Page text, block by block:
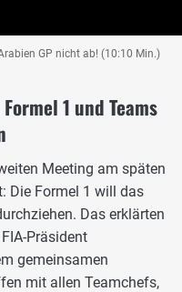
GP nicht ab! (10:10 Min.)
1 und Teams
Meeting am späten
Die Formel 1 will das
Das erklärten
Präsident
gemeinsamen
mit allen Teamchefs,